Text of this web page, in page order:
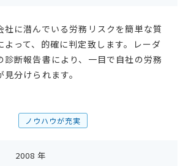
社に潜んでいる労務リスクを簡単な質
よって、的確に判定致します。レーダ
診断報告書により、一目で自社の労務
分けられます。
ノウハウが充実
2008 年